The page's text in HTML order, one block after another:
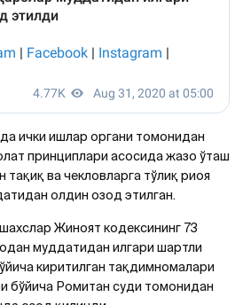
ички ишлар органи томонидан
принциплари асосида жазо ўташ
тақиқ ва чекловларга тўлиқ риоя
олдин озод этилган.
Жиноят кодексининг 73
муддатидан илгари шартли
киритилган тақдимномалари
бўйича Ромитан суди томонидан